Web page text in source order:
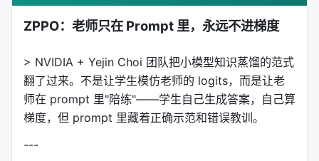
ZPPO：老师只在 Prompt 里，永远不进梯度
> NVIDIA + Yejin Choi 团队把小模型知识蒸馏的范式
翻了过来。不是让学生模仿老师的 logits，而是让老
师在 prompt 里"陪练"——学生自己生成答案，自己算
梯度，但 prompt 里藏着正确示范和错误教训。
---